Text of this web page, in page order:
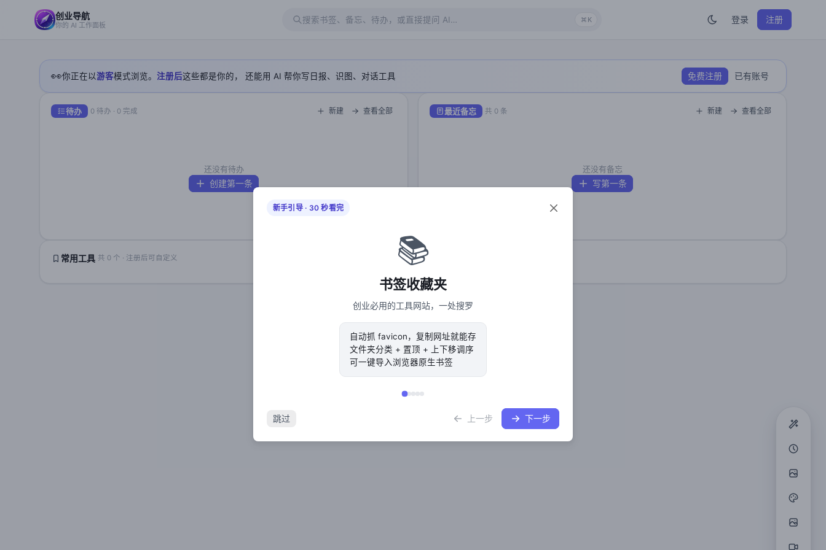
创业导航
你的 AI 工作面板
搜索书签、备忘、待办，或直接提问 AI… K 登录 注册
👀你正在以游客模式浏览。 注册后这些都是你的， 还能用 AI 帮你写日报、识图、对话工具 免费注册 已有账号
待办 0 待办 · 0 完成 新建 查看全部
还没有待办
创建第一条
最近备忘 共 0 条 新建 查看全部
还没有备忘
写第一条
常用工具 共 0 个 · 注册后可自定义
新手引导 · 30 秒看完
📚
书签收藏夹
创业必用的工具网站，一处搜罗
自动抓 favicon，复制网址就能存
文件夹分类 + 置顶 + 上下移调序
可一键导入浏览器原生书签
跳过 上一步 下一步